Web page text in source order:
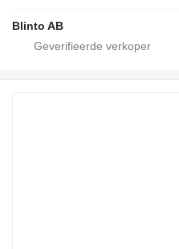
Blinto AB